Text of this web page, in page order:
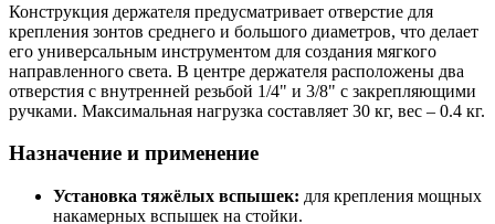
Конструкция держателя предусматривает отверстие для
крепления зонтов среднего и большого диаметров, что делает
его универсальным инструментом для создания мягкого
направленного света. В центре держателя расположены два
отверстия с внутренней резьбой 1/4" и 3/8" с закрепляющими
ручками. Максимальная нагрузка составляет 30 кг, вес – 0.4 кг.
Назначение и применение
Установка тяжёлых вспышек: для крепления мощных
накамерных вспышек на стойки.